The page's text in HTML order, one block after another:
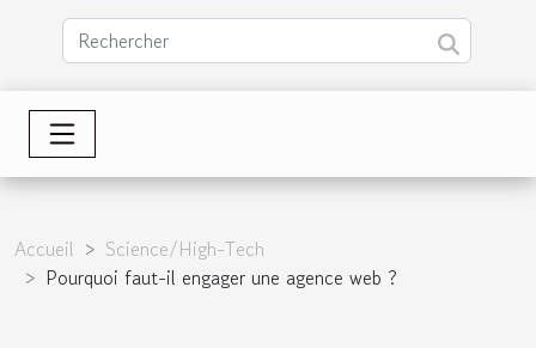
Accueil
Science/High-Tech
Pourquoi faut-il engager une agence web ?